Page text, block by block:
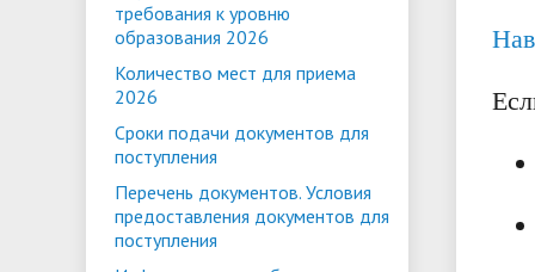
Информация по образовательному
профессионального образования
инфекции
ССК
требования к уровню
образования 2026
Количество мест для приема
2026
Сроки подачи документов для
поступления
Перечень документов. Условия
предоставления документов для
поступления